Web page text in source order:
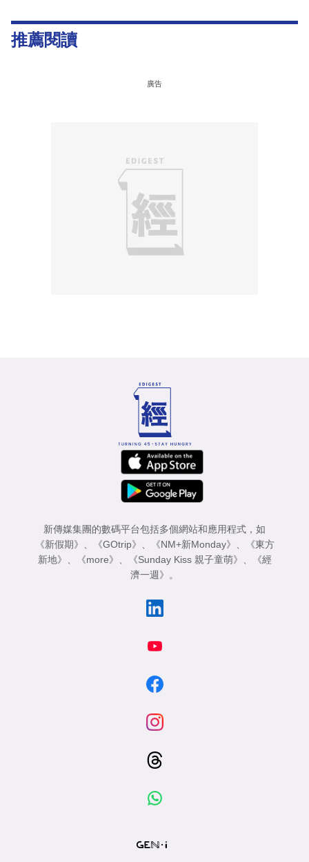
推薦閱讀
廣告
新傳媒集團的數碼平台包括多個網站和應用程式，如
《新假期》
《GOtrip》 《NM+新Monday》
《東方
新地》
《more》 《Sunday Kiss 親子童萌》
《經
濟一週》
。